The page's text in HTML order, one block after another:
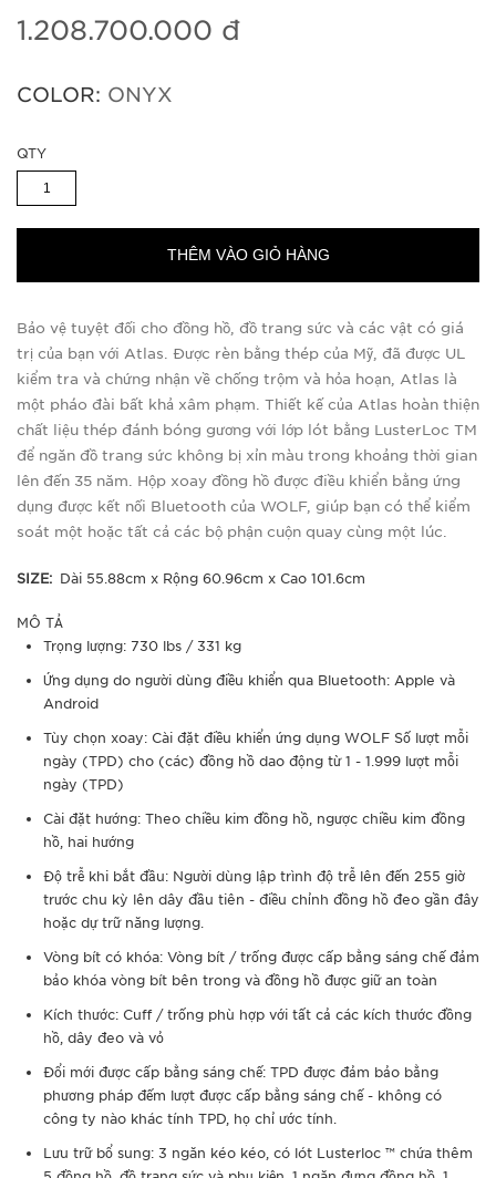
1.208.700.000 đ
COLOR: ONYX
QTY
THÊM VÀO GIỎ HÀNG
Bảo vệ tuyệt đối cho đồng hồ, đồ trang sức và các vật có giá
trị của bạn với Atlas. Được rèn bằng thép của Mỹ, đã được UL
kiểm tra và chứng nhận về chống trộm và hỏa hoạn, Atlas là
một pháo đài bất khả xâm phạm. Thiết kế của Atlas hoàn thiện
chất liệu thép đánh bóng gương với lớp lót bằng LusterLoc TM
để ngăn đồ trang sức không bị xỉn màu trong khoảng thời gian
lên đến 35 năm. Hộp xoay đồng hồ được điều khiển bằng ứng
dụng được kết nối Bluetooth của WOLF, giúp bạn có thể kiểm
soát một hoặc tất cả các bộ phận cuộn quay cùng một lúc.
SIZE: Dài 55.88cm x Rộng 60.96cm x Cao 101.6cm
MÔ TẢ
Trọng lượng: 730 lbs / 331 kg
Ứng dụng do người dùng điều khiển qua Bluetooth: Apple và
Android
Tùy chọn xoay: Cài đặt điều khiển ứng dụng WOLF Số lượt mỗi
ngày (TPD) cho (các) đồng hồ dao động từ 1 - 1.999 lượt mỗi
ngày (TPD)
Cài đặt hướng: Theo chiều kim đồng hồ, ngược chiều kim đồng
hồ, hai hướng
Độ trễ khi bắt đầu: Người dùng lập trình độ trễ lên đến 255 giờ
trước chu kỳ lên dây đầu tiên - điều chỉnh đồng hồ đeo gần đây
hoặc dự trữ năng lượng.
Vòng bít có khóa: Vòng bít / trống được cấp bằng sáng chế đảm
bảo khóa vòng bít bên trong và đồng hồ được giữ an toàn
Kích thước: Cuff / trống phù hợp với tất cả các kích thước đồng
hồ, dây đeo và vỏ
Đổi mới được cấp bằng sáng chế: TPD được đảm bảo bằng
phương pháp đếm lượt được cấp bằng sáng chế - không có
công ty nào khác tính TPD, họ chỉ ước tính.
Lưu trữ bổ sung: 3 ngăn kéo kéo, có lót Lusterloc ™ chứa thêm